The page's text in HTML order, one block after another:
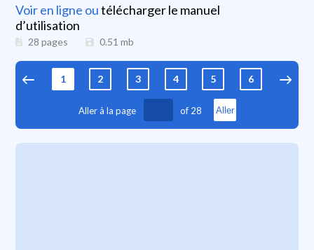
Voir en ligne outélécharger le manuel
d’utilisation
28 pages 0.51 mb
1 2 3 4 5 6 7
Aller à la page of 28 Aller